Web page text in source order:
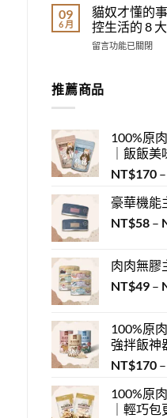
其
實
在
話！〉
測
出
的
性
對！》〉
中
品
種
Top5
｜
過
星〉
中
物
凍
乾
是
一
毛
孩
飲
新
中
09
6 月
貓奴才懂的
控生活的 8
在
才
懂
喵
星
人
活
8
大
兆〉
留言功能已關閉
推薦商品
100%原
｜飯飯
NT$170 –
豪華機能
NT$58 –
肉肉無膠
NT$49 –
100%原
強拌飯神
NT$170 –
100%原
｜輕巧